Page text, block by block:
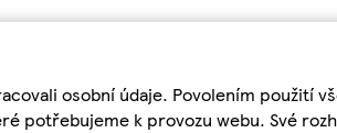
osobní údaje. Povolením použití
potřebujeme k provozu webu. Své